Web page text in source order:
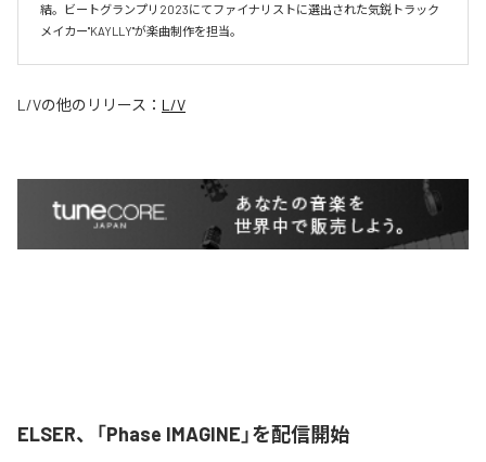
結。ビートグランプリ2023にてファイナリストに選出された気鋭トラック
メイカー"KAYLLY"が楽曲制作を担当。
L/Vの他のリリース： L/V
ELSER、「Phase IMAGINE」を配信開始